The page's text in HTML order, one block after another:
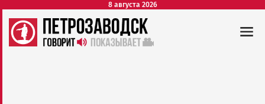
8 августа 2026